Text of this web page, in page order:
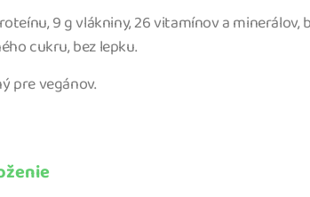
9 g vlákniny, 26 vitamínov a minerálov,
cukru, bez lepku.
pre vegánov.